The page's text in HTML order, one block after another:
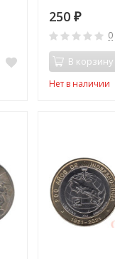
250₽
0
В корзину
Нет в наличии